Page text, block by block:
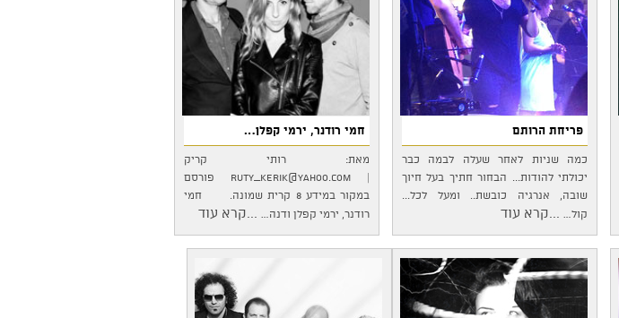
פריחת הרותם
כמה שניות לאחר שעלה לבמה כבר
יכולתי להודות... הבחור חתיך בעל חיוך
שובה, אנרגיה כובשת.. ומעל לכל...
קול…
...קרא עוד
חמי רודנר, ירמי קפלן…
מאת: רותי קריק
|
ruty_kerik@yahoo.com פורסם
במקור במידע 8 קרית שמונה. חמי
רודנר, ירמי קפלן ודנה…
...קרא עוד